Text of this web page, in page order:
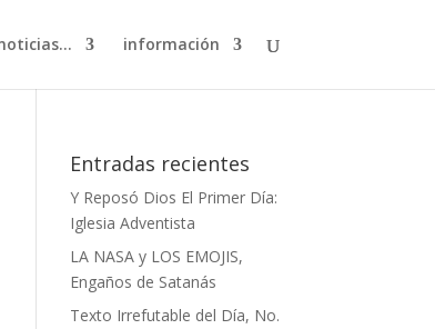
información
Entradas recientes
Y Reposó Dios El Primer Día:
Iglesia Adventista
LA NASA y LOS EMOJIS,
Engaños de Satanás
Texto Irrefutable del Día, No.